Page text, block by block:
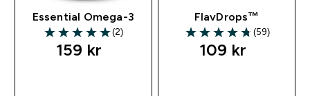
Essential Omega-3
5 out of 5 stars
(2)
159 kr‎
FlavDrops™
4.73 out of 5 stars
(59)
109 kr‎